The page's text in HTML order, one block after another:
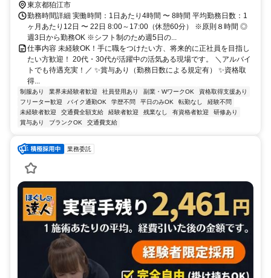
東京都狛江市
勤務時間詳細 実働時間：1日あたり4時間 〜 8時間 平均勤務日数：1
ヶ月あたり12日 〜 22日 8:00～17:00（休憩60分） ※原則８時間 ◎
週3日から勤務OK ※シフト制のため週5日の...
仕事内容 未経験OK！手に職をつけたい方、将来的に正社員を目指し
たい方歓迎！ 20代・30代が活躍中の活気ある現場です。 ＼アルバイ
トでも待遇充実！／ ✨賞与あり（勤務日数による規定有） ✨資格取
得...
制服あり 業界未経験者歓迎 社員登用あり 副業・WワークOK
資格取得支援あり
フリーター歓迎
バイク通勤OK 学歴不問 平日のみOK 転勤なし
経験不問
未経験者歓迎
交通費全額支給 経験者歓迎 残業なし 有資格者歓迎
研修あり
賞与あり
ブランクOK 交通費支給
業務委託